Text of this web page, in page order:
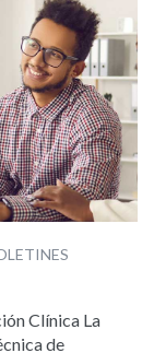
Clínica La
de